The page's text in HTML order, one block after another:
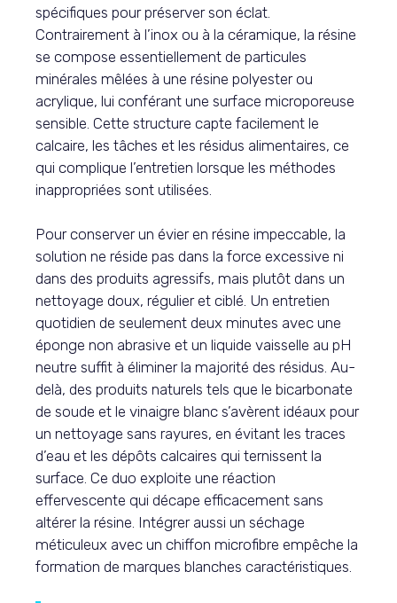
spécifiques pour préserver son éclat.
Contrairement à l’inox ou à la céramique, la résine
se compose essentiellement de particules
minérales mêlées à une résine polyester ou
acrylique, lui conférant une surface microporeuse
sensible. Cette structure capte facilement le
calcaire, les tâches et les résidus alimentaires, ce
qui complique l’entretien lorsque les méthodes
inappropriées sont utilisées.
Pour conserver un évier en résine impeccable, la
solution ne réside pas dans la force excessive ni
dans des produits agressifs, mais plutôt dans un
nettoyage doux, régulier et ciblé. Un entretien
quotidien de seulement deux minutes avec une
éponge non abrasive et un liquide vaisselle au pH
neutre suffit à éliminer la majorité des résidus. Au-
delà, des produits naturels tels que le bicarbonate
de soude et le vinaigre blanc s’avèrent idéaux pour
un nettoyage sans rayures, en évitant les traces
d’eau et les dépôts calcaires qui ternissent la
surface. Ce duo exploite une réaction
effervescente qui décape efficacement sans
altérer la résine. Intégrer aussi un séchage
méticuleux avec un chiffon microfibre empêche la
formation de marques blanches caractéristiques.